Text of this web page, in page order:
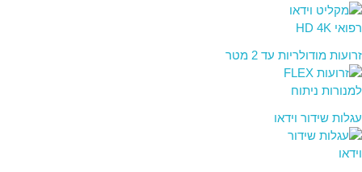
זרועות מודולריות עד 2 מטר
עגלות שידור וידאו